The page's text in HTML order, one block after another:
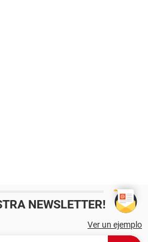
NEWSLETTER!
Ver un ejemplo